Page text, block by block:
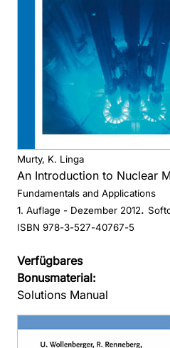
Murty, K. Linga
An Introduction to Nuclear
Fundamentals and Applications
1. Auflage - Dezember 2012.
ISBN 978-3-527-40767-5
Verfügbares
Bonusmaterial:
Solutions Manual